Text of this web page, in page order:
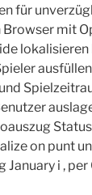
für
mit
on punt
i ,